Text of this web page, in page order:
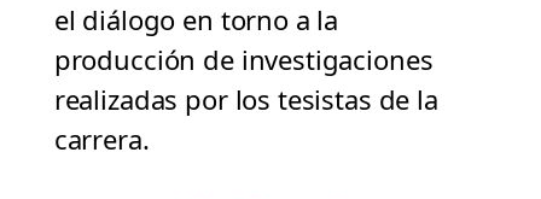
el diálogo en torno a la
producción de investigaciones
realizadas por los tesistas de la
carrera.